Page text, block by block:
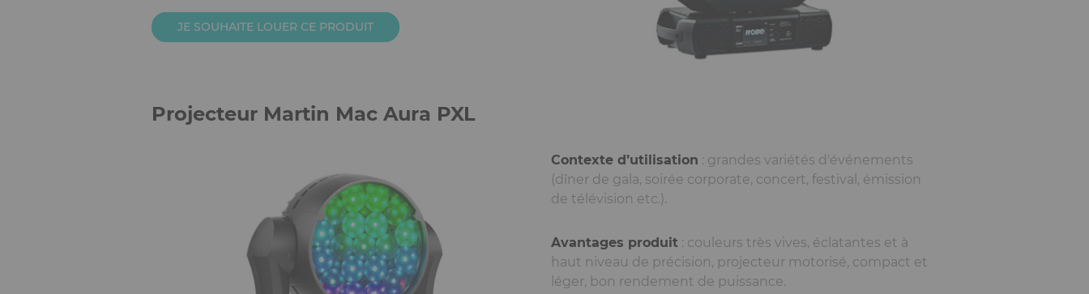
JE SOUHAITE LOUER CE PRODUIT
Projecteur Martin Mac Aura PXL
Contexte d’utilisation : grandes variétés d'événements
(dîner de gala, soirée corporate, concert, festival, émission
de télévision etc.).
Avantages produit: couleurs très vives, éclatantes et à
haut niveau de précision, projecteur motorisé, compact et
léger, bon rendement de puissance.